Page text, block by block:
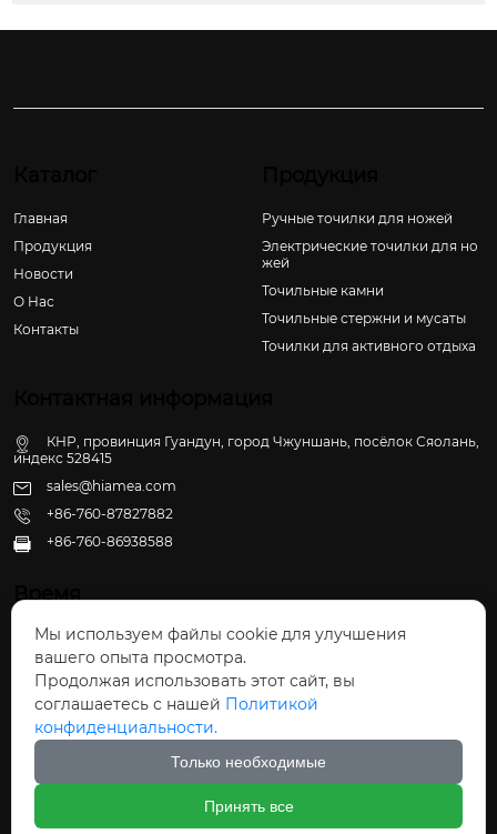
Главная
Продукция
Новости
О Hас
Контакты
Ручные точилки для ножей
Электрические точилки для но
жей
Точильные камни
Точильные стержни и мусаты
Точилки для активного отдыха
КНР, провинция Гуандун, город Чжуншань, посёлок Сяолань,
индекс 528415
sales@hiamea.com
+86-760-87827882
 +86-760-86938588
Время
Пн - Пт: 09:30 - 22:00
Сб - Вс: 10:00 - 22:30
Авторское право©ООО Чжуншань Хайвэй
Кухонные Принадлежности
Мы используем файлы cookie для улучшения
вашего опыта просмотра.
Продолжая использовать этот сайт, вы
соглашаетесь с нашей Политикой
конфиденциальности.
Только необходимые
Принять все